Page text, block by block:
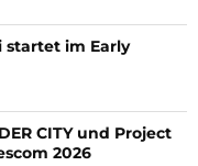
startet im Early
CITY und Project
2026